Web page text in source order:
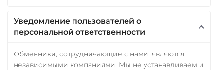
Уведомление пользователей о
персональной ответственности
Обменники, сотрудничающие с нами, являются
независимыми компаниями. Мы не устанавливаем и